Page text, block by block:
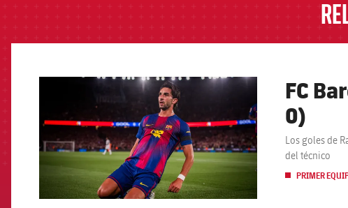
FCB Barcelona badge
FC
0)
Los goles de
del técnico
PRIMER